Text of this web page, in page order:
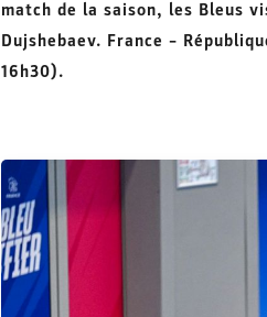
match de la saison, les Bleus
Dujshebaev. France –
16h30).